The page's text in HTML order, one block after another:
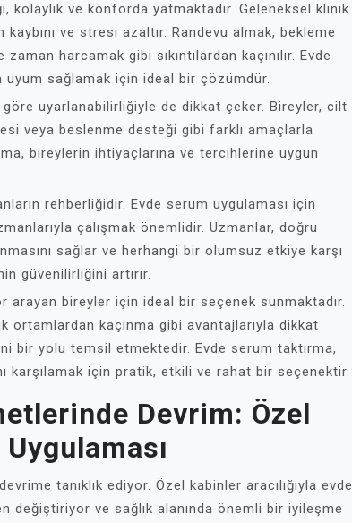
kolaylık ve konforda yatmaktadır. Geleneksel klinik
ve stresi azaltır. Randevu almak, bekleme
harcamak gibi sıkıntılardan kaçınılır. Evde
uyum sağlamak için ideal bir çözümdür.
uyarlanabilirliğiyle de dikkat çeker. Bireyler, cilt
veya beslenme desteği gibi farklı amaçlarla
bireylerin ihtiyaçlarına ve tercihlerine uygun
rehberliğidir. Evde serum uygulaması için
çalışmak önemlidir. Uzmanlar, doğru
sağlar ve herhangi bir olumsuz etkiye karşı
güvenilirliğini artırır.
arayan bireyler için ideal bir seçenek sunmaktadır.
kaçınma gibi avantajlarıyla dikkat
bir yolu temsil etmektedir. Evde serum taktırma,
karşılamak için pratik, etkili ve rahat bir seçenektir.
Devrim: Özel
tanıklık ediyor. Özel kabinler aracılığıyla evde
değiştiriyor ve sağlık alanında önemli bir iyileşme